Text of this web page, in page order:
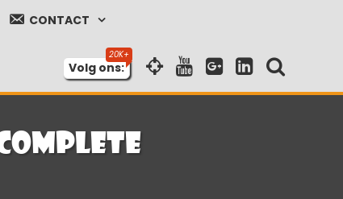
CONTACT
Volg ons: